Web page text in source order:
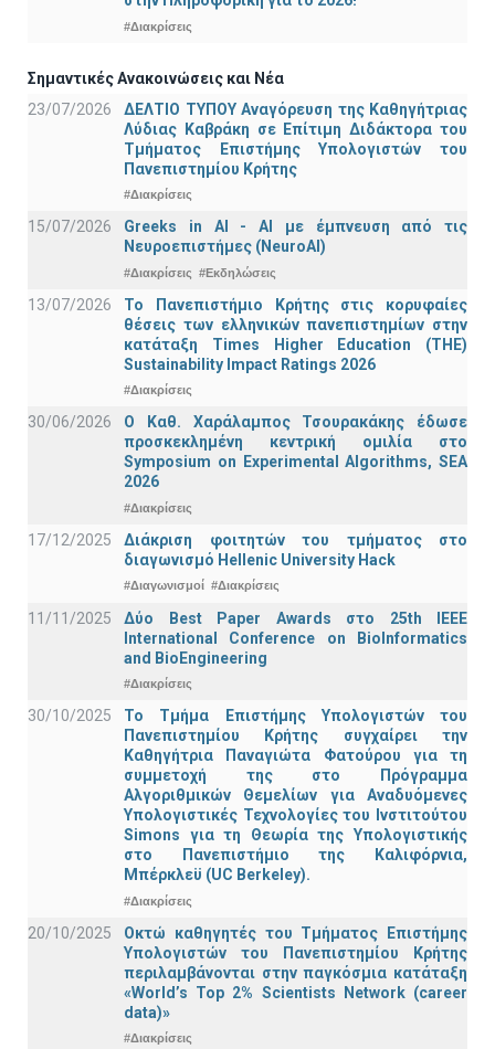
#Διακρίσεις
Σημαντικές Ανακοινώσεις και Νέα
23/07/2026
ΔΕΛΤΙΟ ΤΥΠΟΥ Αναγόρευση της Καθηγήτριας
Λύδιας Καβράκη σε Επίτιμη Διδάκτορα του
Τμήματος Επιστήμης Υπολογιστών του
Πανεπιστημίου Κρήτης
#Διακρίσεις
15/07/2026
Greeks in AI - ΑΙ με έμπνευση από τις
Νευροεπιστήμες (NeuroAI)
#Διακρίσεις #Εκδηλώσεις
13/07/2026
Το Πανεπιστήμιο Κρήτης στις κορυφαίες
θέσεις των ελληνικών πανεπιστημίων στην
κατάταξη Times Higher Education (ΤΗΕ)
Sustainability Impact Ratings 2026
#Διακρίσεις
30/06/2026
Ο Καθ. Χαράλαμπος Τσουρακάκης έδωσε
προσκεκλημένη κεντρική ομιλία στο
Symposium on Experimental Algorithms, SEA
2026
#Διακρίσεις
17/12/2025
Διάκριση φοιτητών του τμήματος στο
διαγωνισμό Hellenic University Hack
#Διαγωνισμοί #Διακρίσεις
11/11/2025
Δύο Best Paper Awards στο 25th IEEE
International Conference on BioInformatics
and BioEngineering
#Διακρίσεις
30/10/2025
Το Τμήμα Επιστήμης Υπολογιστών του
Πανεπιστημίου Κρήτης συγχαίρει την
Καθηγήτρια Παναγιώτα Φατούρου για τη
συμμετοχή της στο Πρόγραμμα
Αλγοριθμικών Θεμελίων για Αναδυόμενες
Υπολογιστικές Τεχνολογίες του Ινστιτούτου
Simons για τη Θεωρία της Υπολογιστικής
στο Πανεπιστήμιο της Καλιφόρνια,
Μπέρκλεϋ (UC Berkeley).
#Διακρίσεις
20/10/2025
Οκτώ καθηγητές του Τμήματος Επιστήμης
Υπολογιστών του Πανεπιστημίου Κρήτης
περιλαμβάνονται στην παγκόσμια κατάταξη
«World’s Top 2% Scientists Network (career
data)»
#Διακρίσεις